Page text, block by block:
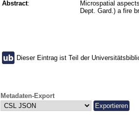
Abstract:
Microspatial
Dept. Gard.) a fire
Dieser Eintrag ist Teil der
Metadaten-Export